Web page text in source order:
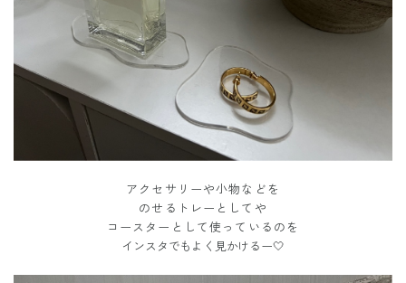
アクセサリーや小物などを
のせるトレーとしてや
コースターとして使っているのを
インスタでもよく見かけるー🤍